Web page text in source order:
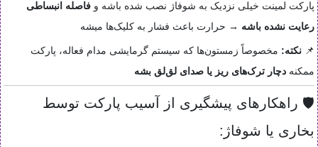
پارکت لمینت خیلی نزدیک به شوفاژ نصب شده باشه و فاصله انبساطی
رعایت نشده باشه → حرارت باعث فشار به کلیک‌ها میشه
📌 نکته: مخصوصاً زمستون‌ها که سیستم گرمایشی مدام فعاله، پارکت‌
ممکنه دچار ترک‌های ریز یا صدای لق‌لق بشه
🛡 راهکارهای پیشگیری از آسیب پارکت توسط
بخاری یا شوفاژ: